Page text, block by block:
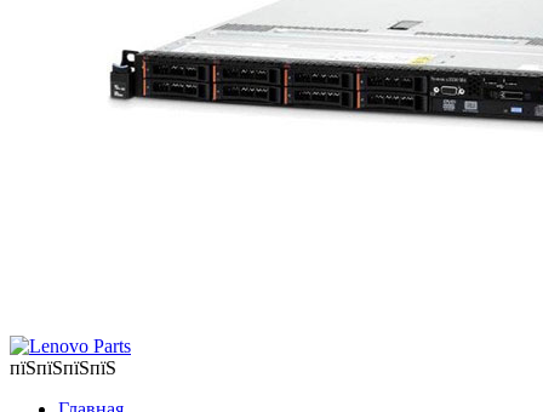
пїЅпїЅпїЅпїЅ